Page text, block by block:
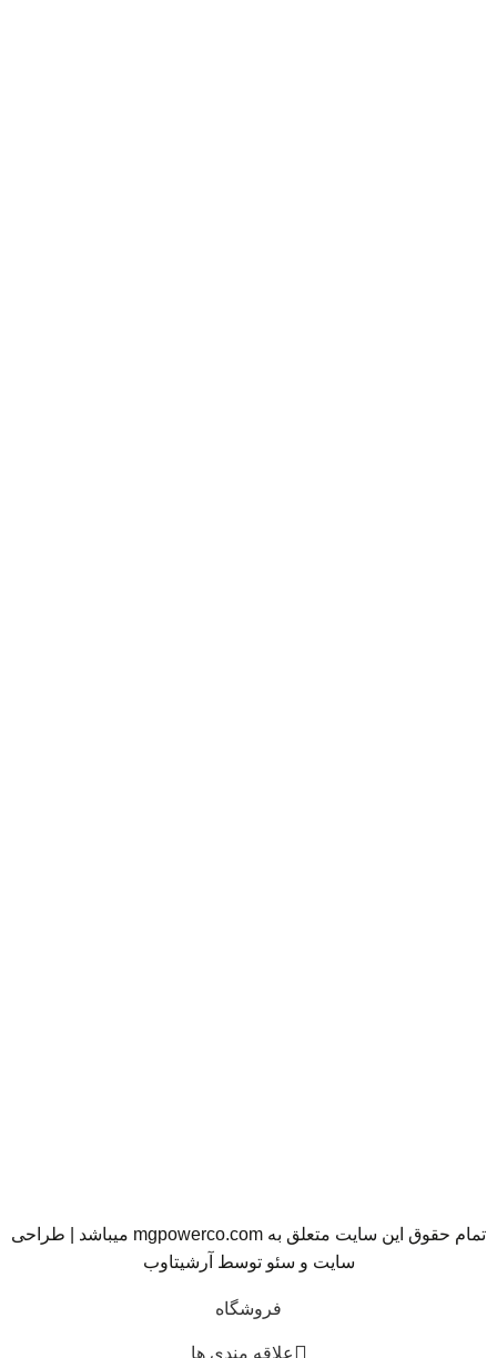
تمام حقوق این سایت متعلق به mgpowerco.com میباشد | طراحی
سایت و سئو توسط آرشیتاوب
فروشگاه
علاقه مندی ها